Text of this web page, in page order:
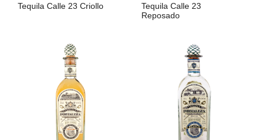
Tequila Calle 23 Criollo
Tequila Calle 23
Reposado
LIRE LA SUITE